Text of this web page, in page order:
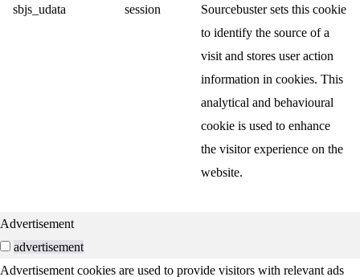
sbjs_udata session
Sourcebuster sets this cookie
to identify the source of a
visit and stores user action
information in cookies. This
analytical and behavioural
cookie is used to enhance
the visitor experience on the
website.
Advertisement
advertisement
Advertisement cookies are used to provide visitors with relevant ads